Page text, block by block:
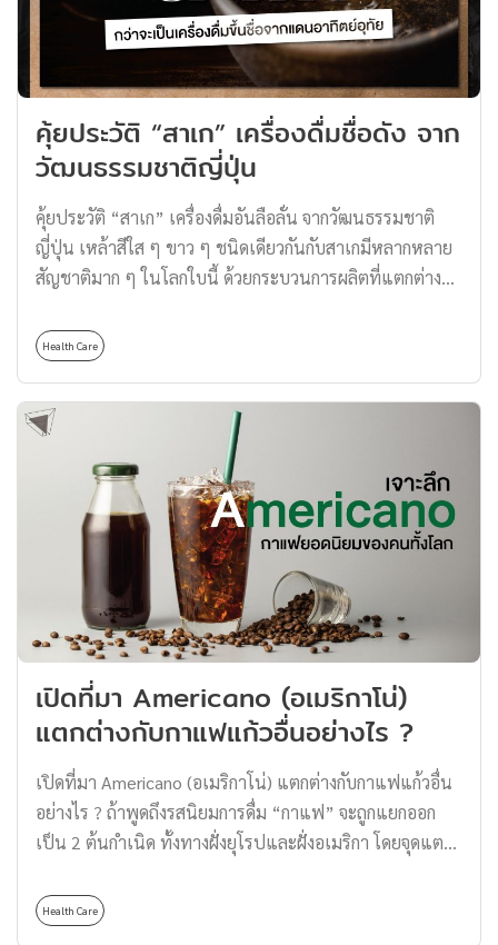
ราคาไม่แรงมาก ถือว่าเป็นหนึ่งในน้ำหอมสามัญประจำบ้าน
ของใครหลาย ๆ คนเลยทีเดียว ถึงแม้เจ้าตัว DAVIDOFF
Cool Water จะผลิตมานานแล้ว แต่บอกได้คำเดียวว่า กลิ่น
ติดทนใช้ได้ เป็นกลิ่นคลาสสิกที่สาว ๆ ชอบเอามาก ๆ […]
คุ้ยประวัติ “สาเก” เครื่องดื่มชื่อดัง จาก
วัฒนธรรมชาติญี่ปุ่น
คุ้ยประวัติ “สาเก” เครื่องดื่มอันลือลั่น จากวัฒนธรรมชาติ
ญี่ปุ่น เหล้าสีใส ๆ ขาว ๆ ชนิดเดียวกันกับสาเกมีหลากหลาย
สัญชาติมาก ๆ ในโลกใบนี้ ด้วยกระบวนการผลิตที่แตกต่างกัน
คล้ายคลึงกัน เช่น สาเก สาโท เหมาไถ โซจู จิน วอดก้า ซึ่ง
เหล้าพวกนี้เป็นเหล้าชนิดใสไร้สี โดยส่วนใหญ่ทำมาจาก ข้าว
และธัญพืชต่าง ๆ ที่มีในแต่ละประเทศแหล่งผลิต ทำให้
เหล้าเหล่านี้เกิดเอกลักษณ์ และความแตกต่างกันออกไป วัน
นี้ Thomas Thailand จะมาพูดถึงเหล้าขาวประจำชาติญี่ปุ่น
อย่าง “สาเก” กันหน่อย ว่ามีที่มาและที่ไปอย่างไร “สาเก” มี
กระบวนการผลิตเช่นเดียวกันกับไวน์และเบียร์ โดยมีวัตถุดิบ
หลักก็คือ ข้าว ซึ่งเราต่างก็รู้ ๆ กันว่าข้าวญี่ปุ่นก็มีความพิเศษ
ในตัวมันเองที่ทำให้สาเกมีรสชาติที่ดีเยี่ยม โดยอีกชื่อที่คน
ญี่ปุ่นส่วนใหญ่จะเรียกกันก็คือ “ไวน์ข้าว” ไวน์ข้าว หรือสาเก
มีส่วนสำคัญมากในประวัติศาสตร์ชาติญี่ปุ่น ที่มาพร้อมกับวิถี
ชีวิต และความเป็นอยู่ของชาวญี่ปุ่น ซึ่งคนญี่ปุ่นเชื่อว่า
“สาเก” มีความพิเศษเหมือนกับไวน์ ถ้าได้ทานพร้อมกับ
อาหารญี่ปุ่นจะทำให้อร่อยมากยิ่งขึ้น แต่ถ้าทานกับอาหาร
Health Care
เปิดที่มา Americano (อเมริกาโน่)
แตกต่างกับกาแฟแก้วอื่นอย่างไร ?
เปิดที่มา Americano (อเมริกาโน่) แตกต่างกับกาแฟแก้วอื่น
อย่างไร ? ถ้าพูดถึงรสนิยมการดื่ม “กาแฟ” จะถูกแยกออก
เป็น 2 ต้นกำเนิด ทั้งทางฝั่งยุโรปและฝั่งอเมริกา โดยจุดแตก
ฝั่งยุโรป นิยมความเข้มข้น หอมแบบสตรอง รสชาติมีหนัก
แน่น อารมณ์เหมือนได้ดื่มวิสกี้ออนเดอะร็อก ชอบรสชาติ
Health Care